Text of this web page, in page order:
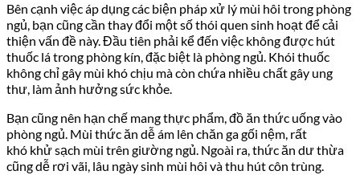
Bên cạnh việc áp dụng các biện pháp xử lý mùi hôi trong phòng
ngủ, bạn cũng cần thay đổi một số thói quen sinh hoạt để cải
thiện vấn đề này. Đầu tiên phải kể đến việc không được hút
thuốc lá trong phòng kín, đặc biệt là phòng ngủ. Khói thuốc
không chỉ gây mùi khó chịu mà còn chứa nhiều chất gây ung
thư, làm ảnh hưởng sức khỏe.
Bạn cũng nên hạn chế mang thực phẩm, đồ ăn thức uống vào
phòng ngủ. Mùi thức ăn dễ ám lên chăn ga gối nệm, rất
khó khử sạch mùi trên giường ngủ. Ngoài ra, thức ăn dư thừa
cũng dễ rơi vãi, lâu ngày sinh mùi hôi và thu hút côn trùng.